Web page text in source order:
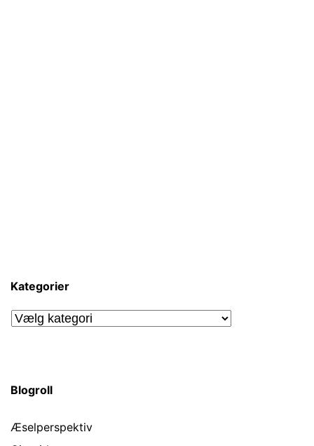
Kategorier
Kategorier
Blogroll
Æselperspektiv